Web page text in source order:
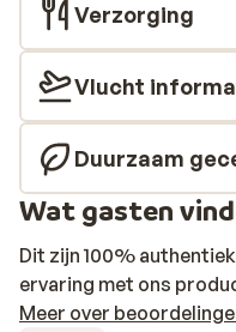
Verzorging
Vlucht
Duurzaam
Wat gasten
Dit zijn 100%
ervaring met ons
Meer over